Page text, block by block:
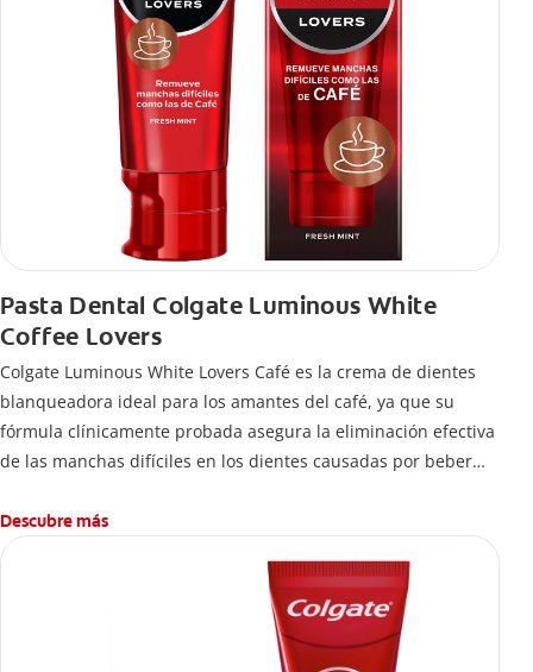
Pasta Dental Colgate Luminous White
Coffee Lovers
Colgate Luminous White Lovers Café es la crema de dientes
blanqueadora ideal para los amantes del café, ya que su
fórmula clínicamente probada asegura la eliminación efectiva
de las manchas difíciles en los dientes causadas por beber
Descubre más